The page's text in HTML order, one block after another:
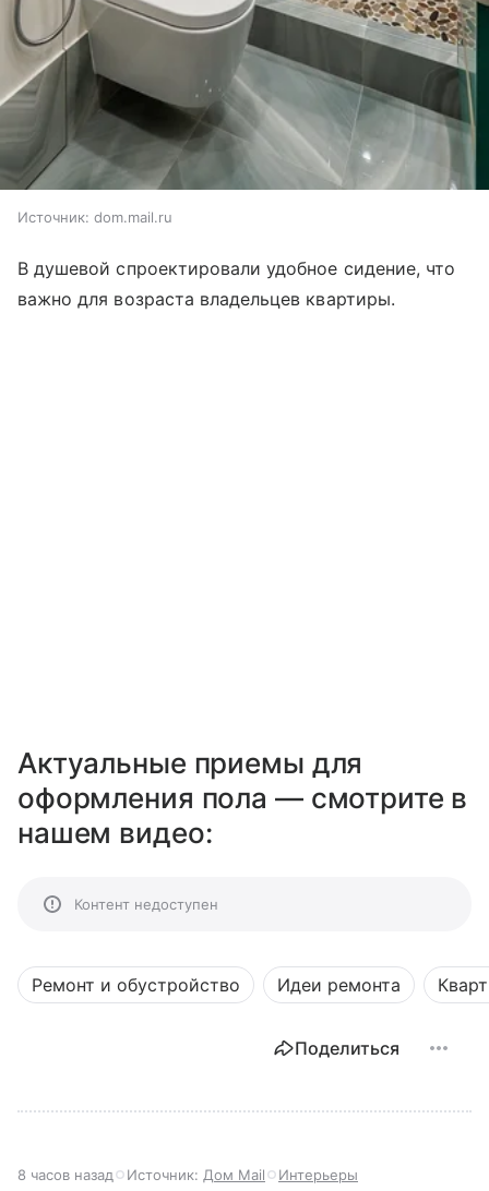
Источник: dom.mail.ru
В душевой спроектировали удобное сидение, что
важно для возраста владельцев квартиры.
Актуальные приемы для
оформления пола — смотрите в
нашем видео:
Контент недоступен
Ремонт и обустройство Идеи ремонта
Поделиться
8 часов назад Источник: Дом Mail Интерьеры